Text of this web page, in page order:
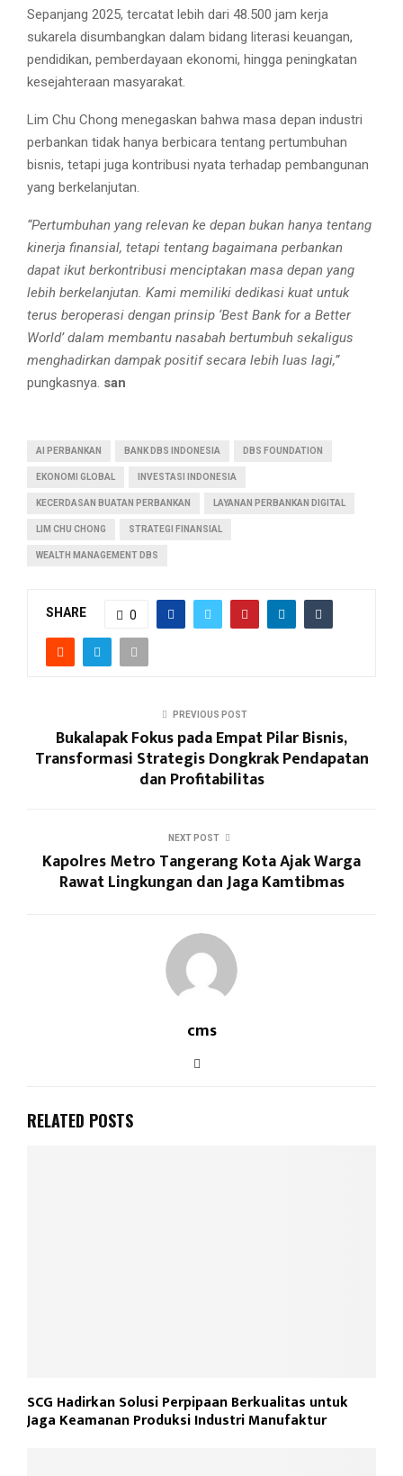
Sepanjang 2025, tercatat lebih dari 48.500 jam kerja
sukarela disumbangkan dalam bidang literasi keuangan,
pendidikan, pemberdayaan ekonomi, hingga peningkatan
kesejahteraan masyarakat.
Lim Chu Chong menegaskan bahwa masa depan industri
perbankan tidak hanya berbicara tentang pertumbuhan
bisnis, tetapi juga kontribusi nyata terhadap pembangunan
yang berkelanjutan.
“Pertumbuhan yang relevan ke depan bukan hanya tentang
kinerja finansial, tetapi tentang bagaimana perbankan
dapat ikut berkontribusi menciptakan masa depan yang
lebih berkelanjutan. Kami memiliki dedikasi kuat untuk
terus beroperasi dengan prinsip ‘Best Bank for a Better
World’ dalam membantu nasabah bertumbuh sekaligus
menghadirkan dampak positif secara lebih luas lagi,”
pungkasnya. san
AI PERBANKAN BANK DBS INDONESIA DBS FOUNDATION
EKONOMI GLOBAL INVESTASI INDONESIA
KECERDASAN BUATAN PERBANKAN LAYANAN PERBANKAN DIGITAL
LIM CHU CHONG STRATEGI FINANSIAL
WEALTH MANAGEMENT DBS
SHARE 0
PREVIOUS POST
Bukalapak Fokus pada Empat Pilar Bisnis,
Transformasi Strategis Dongkrak Pendapatan
dan Profitabilitas
NEXT POST
Kapolres Metro Tangerang Kota Ajak Warga
Rawat Lingkungan dan Jaga Kamtibmas
cms
RELATED POSTS
SCG Hadirkan Solusi Perpipaan Berkualitas untuk
Jaga Keamanan Produksi Industri Manufaktur